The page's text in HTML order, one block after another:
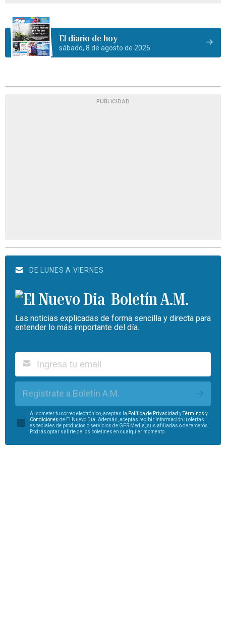
El diario de hoy
sábado, 8 de agosto de 2026
PUBLICIDAD
DE LUNES A VIERNES
Boletín A.M.
Las noticias explicadas de forma sencilla y directa para
entender lo más importante del día.
Regístrate a Boletín A.M.
Al someter tu correo electrónico, aceptas la Política de Privacidad yTérminos y
Condiciones de El Nuevo Día. Además, aceptas recibir información u ofertas
especiales de productos o servicios de GFR Media, sus afiliadas o de terceros.
Podrás optar salirte de los boletines en cualquier momento.